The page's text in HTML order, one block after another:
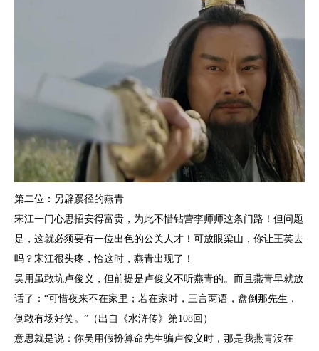
第二位：另辟蹊径的燕青
宋江一门心思招安得富贵，为此不惜钻营李师师这条门路！但问题
是，这就必须要有一位出色的公关人才！可放眼梁山，你让王英去
吗？宋江很头疼，恰这时，燕青出现了！
吴用虽敢坑卢俊义，但前提是卢俊义不听燕青的。而且燕青早就放
话了：“可惜夜来不在家里；若在家时，三言两语，盘倒那先生，
倒敢有场好笑。”（出自《水浒传》第108回）
意思就是说：你吴用假扮算命先生骗卢俊义时，那是我燕青没在